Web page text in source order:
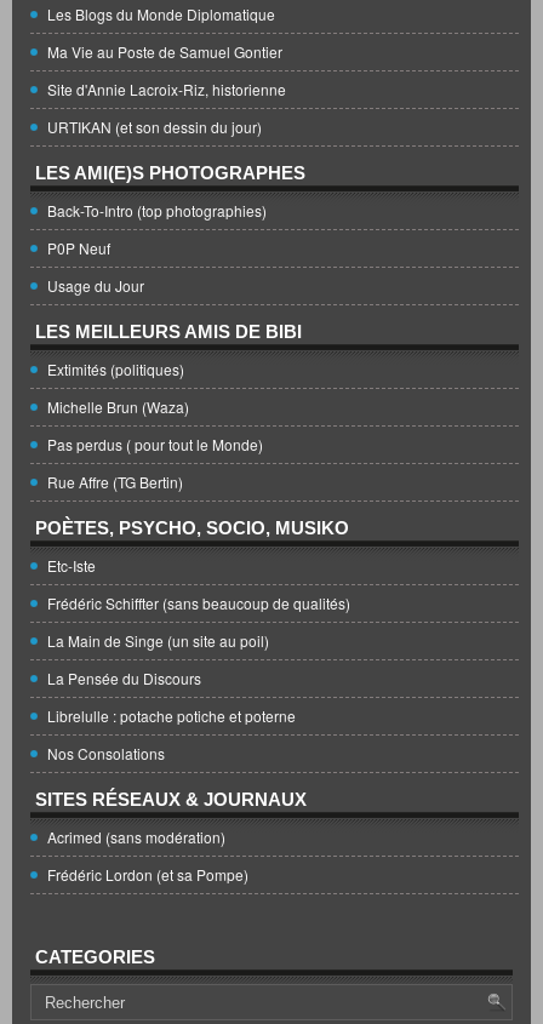
Les Blogs du Monde Diplomatique
Ma Vie au Poste de Samuel Gontier
Site d'Annie Lacroix-Riz, historienne
URTIKAN (et son dessin du jour)
LES AMI(E)S PHOTOGRAPHES
Back-To-Intro (top photographies)
P0P Neuf
Usage du Jour
LES MEILLEURS AMIS DE BIBI
Extimités (politiques)
Michelle Brun (Waza)
Pas perdus ( pour tout le Monde)
Rue Affre (TG Bertin)
POÈTES, PSYCHO, SOCIO, MUSIKO
Etc-Iste
Frédéric Schiffter (sans beaucoup de qualités)
La Main de Singe (un site au poil)
La Pensée du Discours
Librelulle : potache potiche et poterne
Nos Consolations
SITES RÉSEAUX & JOURNAUX
Acrimed (sans modération)
Frédéric Lordon (et sa Pompe)
CATEGORIES